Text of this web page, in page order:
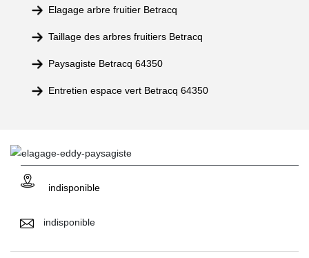
Elagage arbre fruitier Betracq
Taillage des arbres fruitiers Betracq
Paysagiste Betracq 64350
Entretien espace vert Betracq 64350
indisponible
indisponible